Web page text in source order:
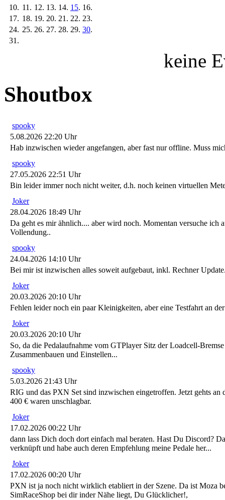
10. 11. 12. 13. 14. 15. 16.
17. 18. 19. 20. 21. 22. 23.
24. 25. 26. 27. 28. 29. 30.
31.
keine
Shoutbox
spooky
5.08.2026 22:20 Uhr
Hab inzwischen wieder angefangen, aber fast nur offline. Muss
spooky
27.05.2026 22:51 Uhr
Bin leider immer noch nicht weiter, d.h. noch keinen virtuellen
Joker
28.04.2026 18:49 Uhr
Da geht es mir ähnlich.... aber wird noch. Momentan versuche ich
Vollendung..
spooky
24.04.2026 14:10 Uhr
Bei mir ist inzwischen alles soweit aufgebaut, inkl. Rechner
Joker
20.03.2026 20:10 Uhr
Fehlen leider noch ein paar Kleinigkeiten, aber eine Testfahrt an
Joker
20.03.2026 20:10 Uhr
So, da die Pedalaufnahme vom GTPlayer Sitz der Loadcell-
Zusammenbauen und Einstellen...
spooky
5.03.2026 21:43 Uhr
RIG und das PXN Set sind inzwischen eingetroffen. Jetzt gehts
400 € waren unschlagbar.
Joker
17.02.2026 00:22 Uhr
dann lass Dich doch dort einfach mal beraten. Hast Du Discord?
verknüpft und habe auch deren Empfehlung meine Pedale her...
Joker
17.02.2026 00:20 Uhr
PXN ist ja noch nicht wirklich etabliert in der Szene. Da ist Moza
SimRaceShop bei dir inder Nähe liegt, Du Glücklicher!,